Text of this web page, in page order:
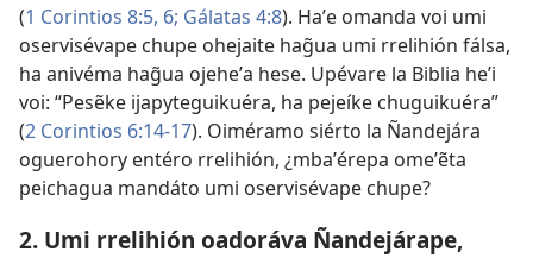
(1 Corintios 8:5, 6; Gálatas 4:8). Haʼe omanda voi umi
oservisévape chupe ohejaite hag̃ua umi rrelihión fálsa,
ha anivéma hag̃ua ojeheʼa hese. Upévare la Biblia heʼi
voi: “Pesẽke ijapyteguikuéra, ha pejeíke chuguikuéra”
(2 Corintios 6:14-17). Oiméramo siérto la Ñandejára
oguerohory entéro rrelihión, ¿mbaʼérepa omeʼẽta
peichagua mandáto umi oservisévape chupe?
2. Umi rrelihión oadoráva Ñandejárape,